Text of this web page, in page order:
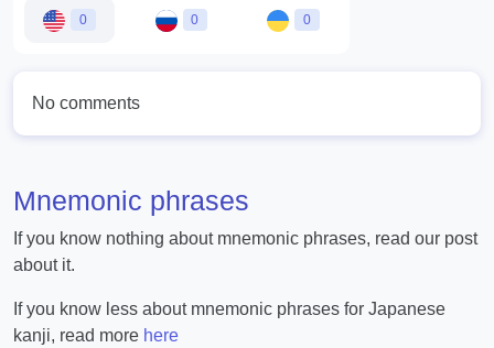
0 0 0
No comments
Mnemonic phrases
If you know nothing about mnemonic phrases, read our post
about it.
If you know less about mnemonic phrases for Japanese
kanji, read more here